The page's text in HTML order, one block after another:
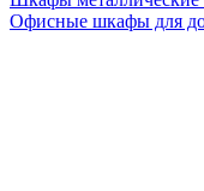
Офисные шкафы для